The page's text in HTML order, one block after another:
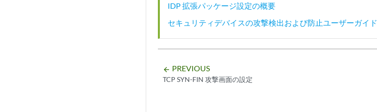
IDP 拡張パッケージ設定の概要
セキュリティデバイスの攻撃検出および防止ユーザーガイド
arrow_backward PREVIOUS
TCP SYN-FIN 攻撃画面の設定